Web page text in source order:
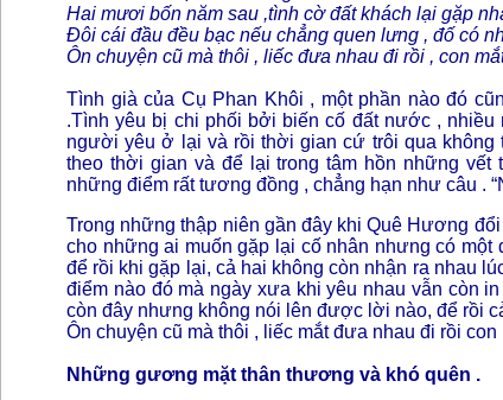
Hai mươi bốn năm sau ,tình cờ đất khách lại gặp
Đôi cái đầu đều bạc nếu chẳng quen lưng , đố có
Ôn chuyện cũ mà thôi , liếc đưa nhau đi rồi , con
Tình già của Cụ Phan Khôi , một phần nào đó
.Tình yêu bị chi phối bởi biến cố đất nước ,
người yêu ở lại và rồi thời gian cứ trôi qua
theo thời gian và để lại trong tâm hồn những
những điểm rất tương đồng , chẳng hạn như câu .
Trong những thập niên gần đây khi Quê Hương
cho những ai muốn gặp lại cố nhân nhưng có
để rồi khi gặp lại, cả hai không còn nhận ra nhau
điểm nào đó mà ngày xưa khi yêu nhau vẫn còn
còn đây nhưng không nói lên được lời nào, để rồi
Ôn chuyện cũ mà thôi , liếc mắt đưa nhau đi rồi con
Những gương mặt thân thương và khó quên .